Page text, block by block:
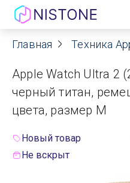
Акции
О нас
Блог
Договор оферты
Главная Техника
Apple Watch Ultra 2
черный титан,
цвета, размер M
Новый товар
Не вскрыт